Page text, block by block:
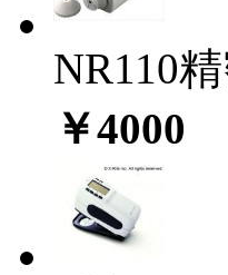
NR110
￥4000